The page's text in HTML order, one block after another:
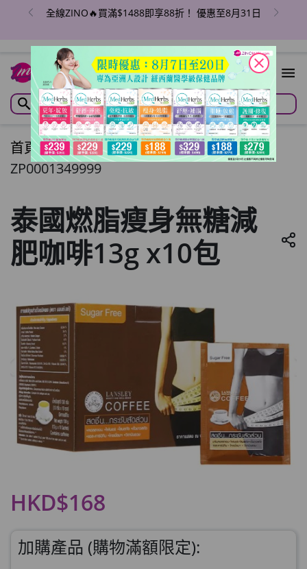
全線ZINO🔥買滿$1488即享88折！ 優惠至8月31日
首頁/泰國燃脂瘦身無糖減肥咖啡13g x10包
ZP0001349999
泰國燃脂瘦身無糖減
肥咖啡13g x10包
HKD$168
加購產品 (購物滿額限定):
close